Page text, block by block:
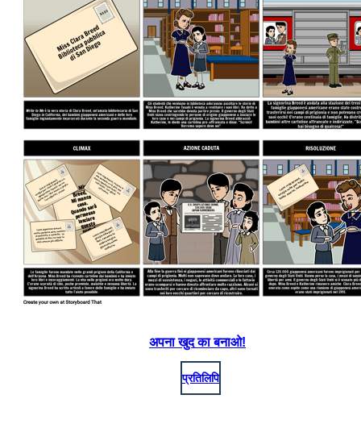
अपना खुद का बनाओ!
प्रतिलिपि